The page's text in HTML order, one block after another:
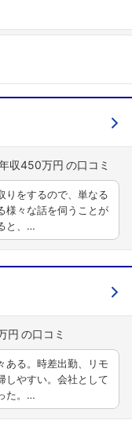
収450万円
をするので、単なる
様々な話を伺うことが
と、…
円
ある。時差出勤、リモ
しやすい。会社として
た。…